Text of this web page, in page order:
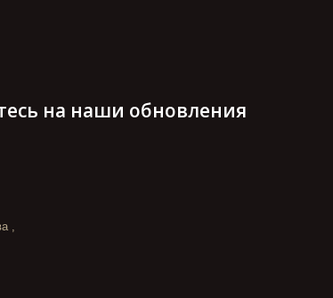
на наши обновления
,